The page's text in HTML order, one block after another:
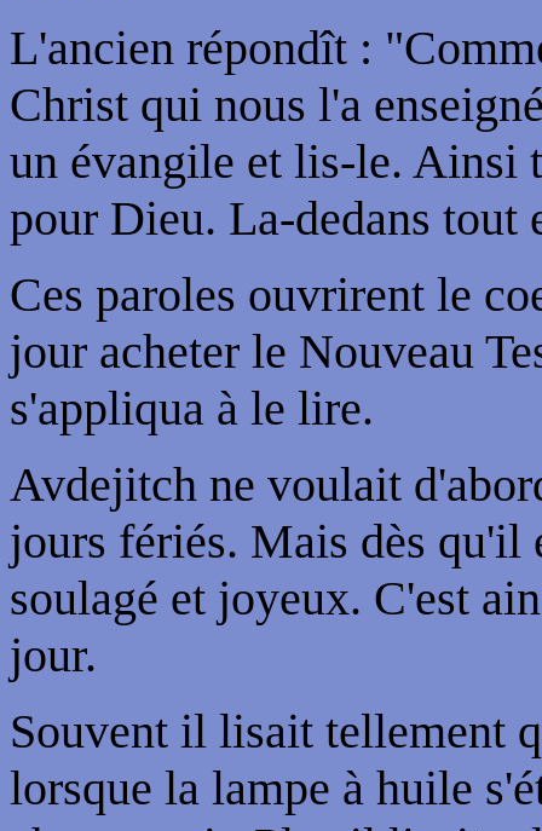
L'ancien répondît :
Christ qui nous l'a
un évangile et lis-le. Ainsi
pour Dieu. La-dedans tout
Ces paroles ouvrirent le
jour acheter le Nouveau
s'appliqua à le lire.
Avdejitch ne voulait
jours fériés. Mais dès qu'il
soulagé et joyeux. C'est
jour.
Souvent il lisait tellement
lorsque la lampe à huile